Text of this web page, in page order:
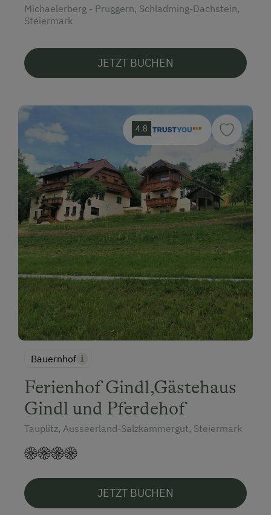
Michaelerberg - Pruggern, Schladming-Dachstein,
Steiermark
JETZT BUCHEN
4.8
Bauernhof
Ferienhof Gindl,Gästehaus
Gindl und Pferdehof
Tauplitz, Ausseerland-Salzkammergut, Steiermark
JETZT BUCHEN